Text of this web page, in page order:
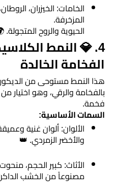
​الخامات: الخيزران،
المزخرفة.
​الحيوية والروح المتجولة.
​4. 💎 النمط
الفخامة الخالدة
​هذا النمط مستوحى من
بالفخامة والرقي، وهو اختيار
فخمة.
​السمات الأساسية:
​الألوان: ألوان غنية
والأخضر الزمردي. 👑
​الأثاث: كبير الحجم،
مصنوعاً من الخشب